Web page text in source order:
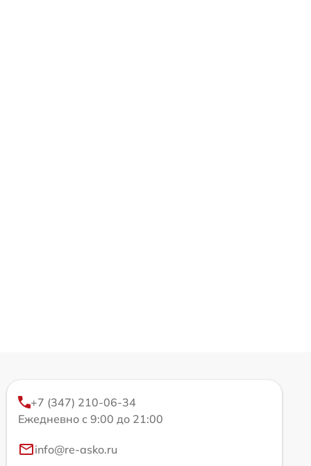
+7 (347) 210-06-34
Ежедневно с 9:00 до 21:00
info@re-asko.ru